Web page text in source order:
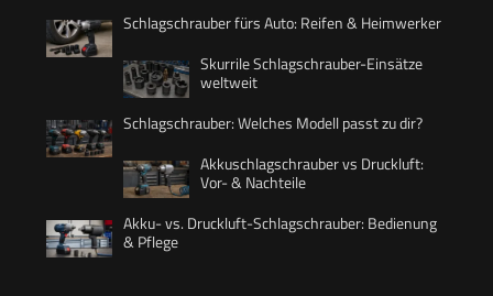
Schlagschrauber fürs Auto: Reifen & Heimwerker
Skurrile Schlagschrauber-Einsätze
weltweit
Schlagschrauber: Welches Modell passt zu dir?
Akkuschlagschrauber vs Druckluft:
Vor- & Nachteile
Akku- vs. Druckluft-Schlagschrauber: Bedienung
& Pflege